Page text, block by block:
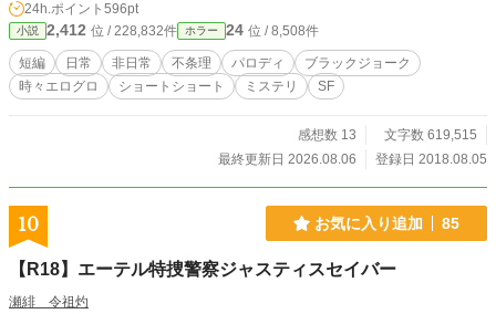
24h.ポイント 596pt
小説 2,412 位 / 228,832件 ホラー 24 位 / 8,508件
短編 日常 非日常 不条理 パロディ
ブラックジョーク
時々エログロ
ショートショート ミステリ SF
感想数 13
文字数 619,515
最終更新日 2026.08.06
登録日 2018.08.05
10 お気に入り追加 85
【R18】エーテル特捜警察ジャスティスセイバー
瀬緋 令祖灼